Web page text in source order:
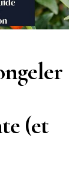
(et